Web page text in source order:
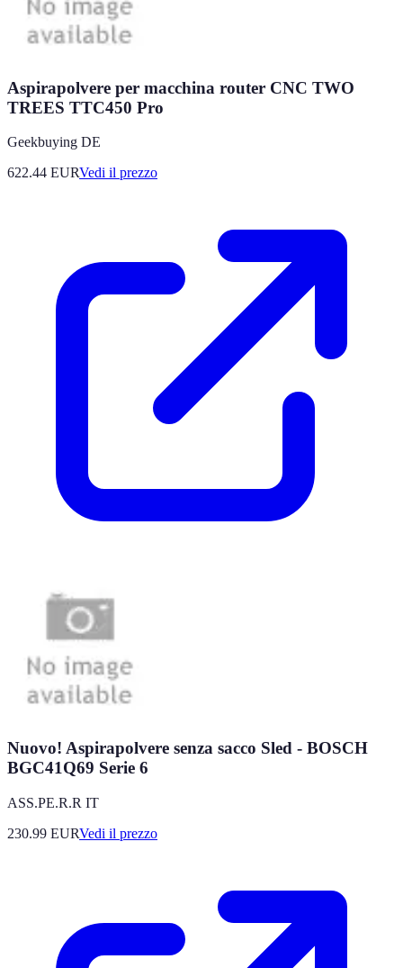
Aspirapolvere per macchina router CNC TWO
TREES TTC450 Pro
Geekbuying DE
622.44 EURVedi il prezzo
Nuovo! Aspirapolvere senza sacco Sled - BOSCH
BGC41Q69 Serie 6
ASS.PE.R.R IT
230.99 EURVedi il prezzo